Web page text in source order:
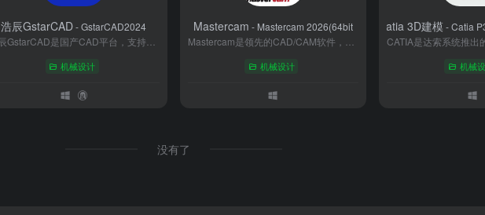
浩辰GstarCAD- GstarCAD2024
浩辰GstarCAD是国产CAD平台，支持DWG格式兼容与跨平台协作，提供硬件加速图形显示及AI辅助设计工具。内置建筑、机械等行业插件，覆盖工程建设与智能制造全流程。支持永久授权模式，版本升级灵活，成本较订阅式软件降低80%，助力企业实现国产化替代与高效协同设计。
机械设计
Mastercam - Mastercam 2026(64bit
机械设计
Catia 3D建模 - Catia
机械
没有了